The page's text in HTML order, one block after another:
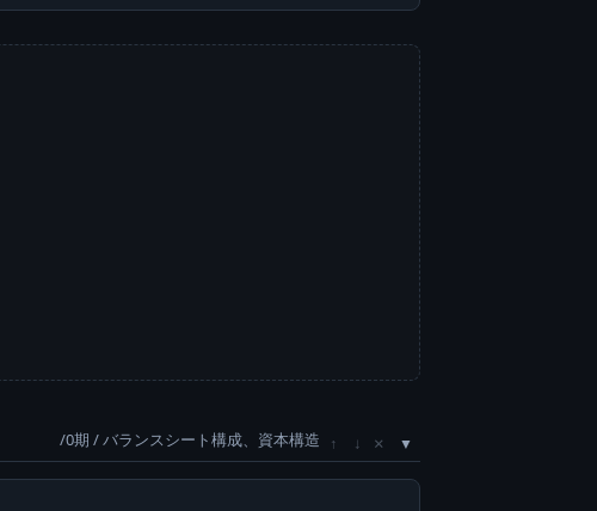
/0期 / バランスシート構成、資本構造 ↑ ↓ ×